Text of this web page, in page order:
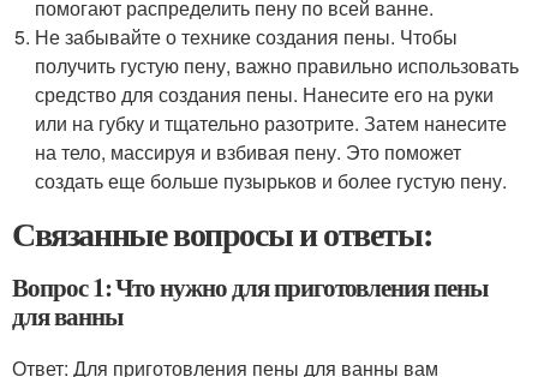
помогают распределить пену по всей ванне.
Не забывайте о технике создания пены. Чтобы
получить густую пену, важно правильно использовать
средство для создания пены. Нанесите его на руки
или на губку и тщательно разотрите. Затем нанесите
на тело, массируя и взбивая пену. Это поможет
создать еще больше пузырьков и более густую пену.
Связанные вопросы и ответы:
Вопрос 1: Что нужно для приготовления пены
для ванны
Ответ: Для приготовления пены для ванны вам